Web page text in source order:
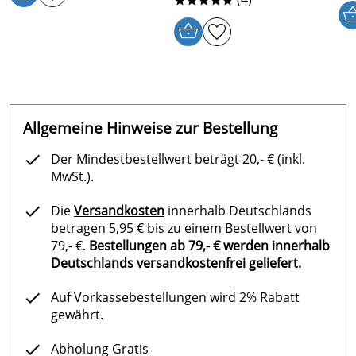
Sicherheitsdatenblatt für Finnsa Aroma-
Duftkonzentrat roter Apfel (95kB)
Sicherheitsdatenblatt für Finnsa Aroma-
Duftkonzentrat Weihnachtsmischung (88kB)
Duftkonzentrat Honig (93kB)
Sicherheitsdatenblatt für Finnsa Aroma-
Duftkonzentrat Rhabarber Apfel (95kB)
Sicherheitsdatenblatt für Finnsa Aroma-
Duftkonzentrat Rosmarin (108kB)
Sicherheitsdatenblatt für Finnsa Aroma-
Sicherheitsdatenblatt für Finnsa Aroma-
Duftkonzentrat Lemon Tea (95kB)
Sicherheitsdatenblatt für Finnsa Aroma-
Allgemeine Hinweise zur Bestellung
Der Mindestbestellwert beträgt 20,- € (inkl.
MwSt.).
DieVersandkosten innerhalb Deutschlands
betragen 5,95 € bis zu einem Bestellwert von
79,- €. Bestellungen ab 79,- € werden innerhalb
Deutschlands versandkostenfrei geliefert.
Auf Vorkassebestellungen wird 2% Rabatt
gewährt.
Abholung Gratis